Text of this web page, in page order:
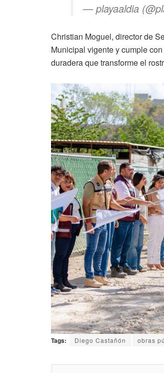
— playaaldia
Christian Moguel, director de
Municipal vigente y cumple
duradera que transforme el
Tags: Diego Castañón obras